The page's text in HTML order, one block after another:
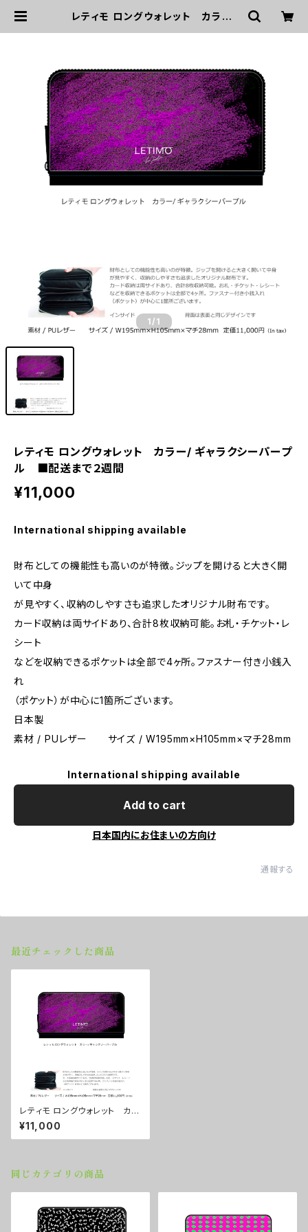
レティモ ロングウォレット カラー/
1 /1
レティモ ロングウォレット カラー/ ギャラクシーパープ
ル ■配送まで２週間
¥11,000
International shipping available
財布としての機能性も高いのが特徴。ジップを開けると大きく開
いて中身
が見やすく、収納のしやすさも追求したオリジナル財布です。
カード収納は両サイドあり、合計8枚収納可能。お札・チケット・レ
シート
などを収納できるポケットは全部で4ヶ所。ファスナー付き小銭入
れ
（ポケット）が中心に1箇所ございます。
日本製
素材 / PUレザー サイズ / W195mm×H105mm×マチ28mm
International shipping available
Add to cart
日本国内にお住まいの方向け
通報する
最近チェックした商品
レティモ ロングウォレット カラ
ー/ ギャラクシーパープル ■配
送まで２週間
¥11,000
同じカテゴリの商品